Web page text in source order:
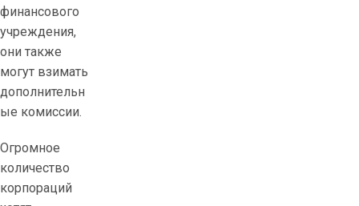
финансового
учреждения,
они также
могут взимать
дополнительн
ые комиссии.
Огромное
количество
корпораций